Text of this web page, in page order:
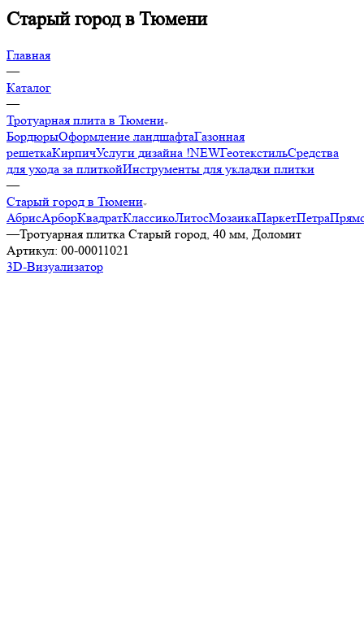
Старый город в Тюмени
Главная
—
Каталог
—
Тротуарная плита в Тюмени
БордюрыОформление ландшафтаГазонная
решеткаКирпичУслуги дизайна !NEWГеотекстильСредства
для ухода за плиткойИнструменты для укладки плитки
—
Старый город в Тюмени
АбрисАрборКвадратКлассикоЛитосМозаикаПаркетПетра
—Тротуарная плитка Старый город, 40 мм, Доломит
Артикул: 00-00011021
3D-Визуализатор